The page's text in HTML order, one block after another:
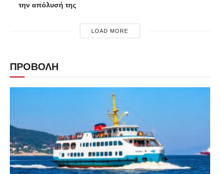
την απόλυσή της
LOAD MORE
ΠΡΟΒΟΛΗ